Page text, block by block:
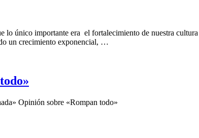
lo único importante era el fortalecimiento de nuestra
un crecimiento exponencial, …
Opinión sobre «Rompan todo»